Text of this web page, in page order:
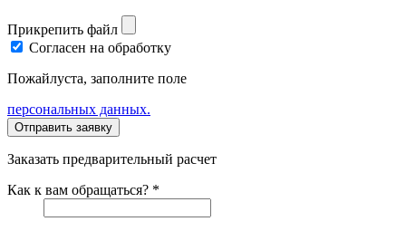
Прикрепить файл
Согласен на обработку
Пожайлуста, заполните поле
персональных данных.
Заказать предварительный расчет
Как к вам обращаться? *